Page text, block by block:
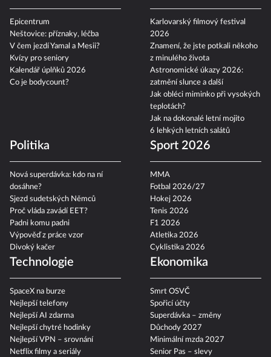
Epicentrum
Neštovice: příznaky, léčba
V čem jezdí Yamal a Mesii?
Kvízy pro seniory
Kalendář úplňků 2026
Co je bodycount?
Karlovarský filmový festival
2026
Znamení, že jste potkali někoho
z minulého života
Astronomické úkazy 2026:
zatmění slunce a další
Jak obléci miminko při vysokých
teplotách?
Jak na dokonalé letní mojito
6 lehkých letních salátů
Politika
Nová superdávka: kdo na ní
dosáhne?
Sjezd sudetských Němců
Proč vláda zavádí EET?
Padni komu padni
Výpověď z práce vzor
Divoký kačer
Sport 2026
MMA
Fotbal 2026/27
Hokej 2026
Tenis 2026
F1 2026
Atletika 2026
Cyklistika 2026
Technologie
SpaceX na burze
Nejlepší telefony
Nejlepší AI zdarma
Nejlepší chytré hodinky
Nejlepší VPN – srovnání
Netflix filmy a seriály
Ekonomika
Smrt OSVČ
Spořicí účty
Superdávka – změny
Důchody 2027
Minimální mzda 2027
Senior Pas – slevy